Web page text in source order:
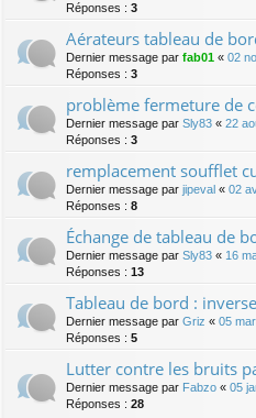
Réponses : 3
Aérateurs tableau de
Dernier message par fab01 « 02
Réponses : 3
problème fermeture de
Dernier message par Sly83 « 22
Réponses : 3
remplacement soufflet
Dernier message par jipeval « 02
Réponses : 8
Échange de tableau de
Dernier message par Sly83 « 16
Réponses : 13
Tableau de bord :
Dernier message par Griz « 05
Réponses : 5
Lutter contre les bruits
Dernier message par Fabzo « 05
Réponses : 28